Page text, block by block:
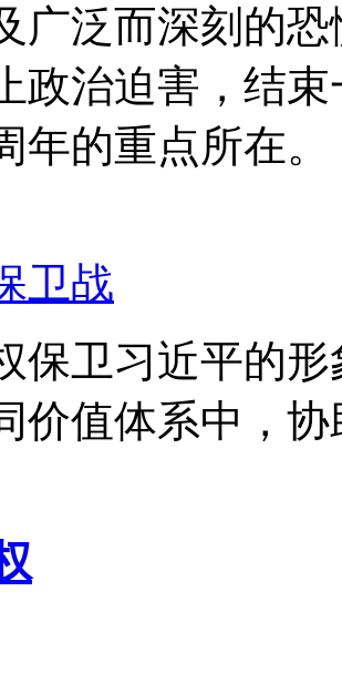
广泛而深刻的
政治迫害，结
年的重点所在。
卫战
保卫习近平的
价值体系中，